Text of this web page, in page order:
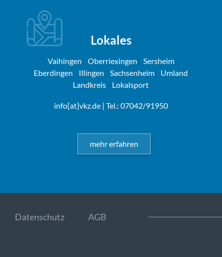
Lokales
Vaihingen Oberriexingen
Sersheim
Eberdingen
Illingen Sachsenheim
Umland
Landkreis
Lokalsport
info[at]vkz.de| Tel.: 07042/91950
mehr erfahren
Datenschutz AGB